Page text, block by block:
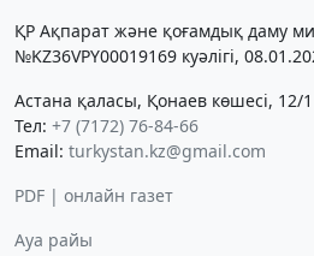
ҚР Ақпарат және қоғамдық даму
№KZ36VPY00019169 куәлігі,
Астана қаласы, Қонаев көшесі, 12/1
Тел: +7 (7172) 76-84-66
Email: turkystan.kz@gmail.com
PDF | онлайн газет
Ауа райы